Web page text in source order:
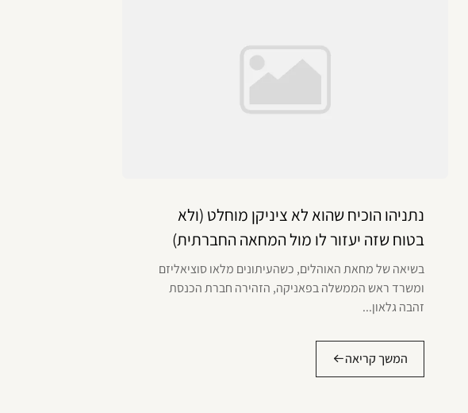
נתניהו הוכיח שהוא לא ציניקן מוחלט (ולא
בטוח שזה יעזור לו מול המחאה החברתית)
בשיאה של מחאת האוהלים, כשהעיתונים מלאו סוציאליזם
ומשרד ראש הממשלה בפאניקה, הזהירה חברת הכנסת
זהבה גלאון...
המשך קריאה